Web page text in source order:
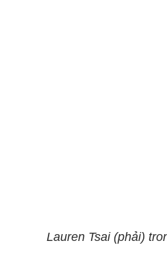
Lauren Tsai (phải)